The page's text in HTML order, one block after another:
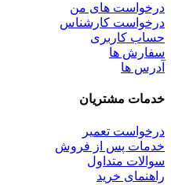
درخواست های من
درخواست کارشناس
حساب کاربری
سفارش ها
آدرس ها
خدمات مشتریان
درخواست تعمیر
خدمات پس از فروش
سوالات متداول
راهنمای خرید